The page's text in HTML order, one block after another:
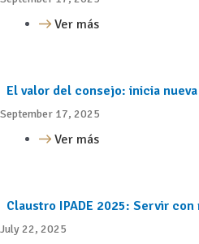
Ver más
El valor del consejo: inicia nueva
September 17, 2025
Ver más
Claustro IPADE 2025: Servir
July 22, 2025